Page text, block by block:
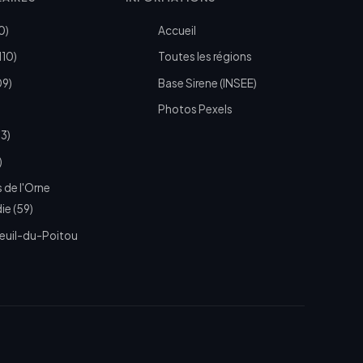
de l'Orne
(59)
du-Poitou
Accueil
Toutes les régions
Base Sirene (INSEE)
Photos Pexels